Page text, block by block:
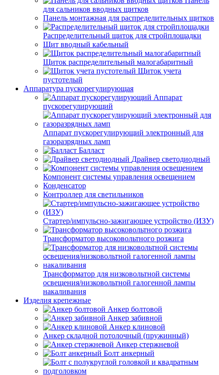
для сальников вводных щитков
Панель монтажная для распределительных щитков
Распределительный щиток для стройплощадки
Щит вводный кабельный
Щиток распределительный малогабаритный
Щиток учета
пустотелый
Аппаратура пускорегулирующая
Аппарат
пускорегулирующий
Аппарат пускорегулирующий электронный для
газоразрядных ламп
Балласт
Драйвер светодиодный
Компонент системы управления освещением
Конденсатор
Контроллер для светильников
Стартер/импульсно-зажигающее устройство (ИЗУ)
Трансформатор высоковольтного розжига
Трансформатор для низковольтной системы
освещения/низковольтной галогенной лампы
накаливания
Изделия крепежные
Анкер болтовой
Анкер забивной
Анкер клиновой
Анкер складной потолочный (пружинный)
Анкер стержневой
Болт анкерный